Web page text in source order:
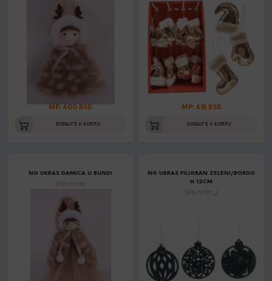
MP: 400 RSD
DODAJTE U KORPU
MP: 415 RSD
DODAJTE U KORPU
NG UKRAS DAMICA U BUNDI
Šifra: 061569
NG UKRAS FILIGRAN ZELENI/BORDO
H 12CM
Šifra: 74737_2